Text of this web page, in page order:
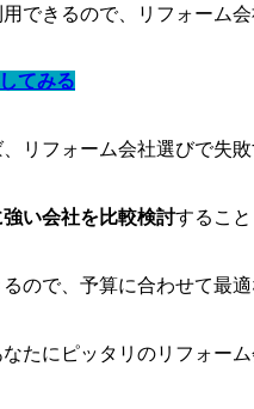
できるので、リフォーム
てみる
リフォーム会社選びで失
い会社を比較検討すること
ので、予算に合わせて最
たにピッタリのリフォー